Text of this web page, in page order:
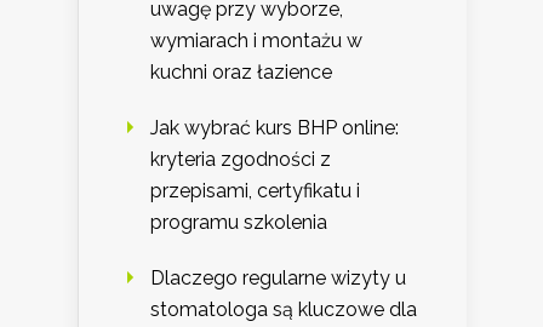
uwagę przy wyborze,
wymiarach i montażu w
kuchni oraz łazience
Jak wybrać kurs BHP online:
kryteria zgodności z
przepisami, certyfikatu i
programu szkolenia
Dlaczego regularne wizyty u
stomatologa są kluczowe dla